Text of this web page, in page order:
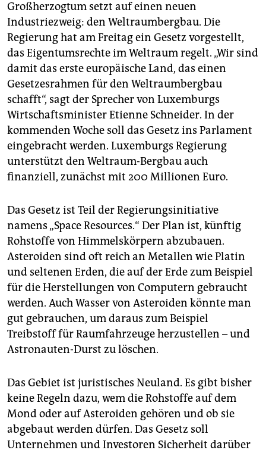
abo
genossenschaft
epaper login
Großherzogtum setzt auf einen neuen
Industriezweig: den Weltraumbergbau. Die
Regierung hat am Freitag ein Gesetz vorgestellt,
das Eigentumsrechte im Weltraum regelt. „Wir sind
damit das erste europäische Land, das einen
Gesetzesrahmen für den Weltraumbergbau
schafft“, sagt der Sprecher von Luxemburgs
Wirtschaftsminister Etienne Schneider. In der
kommenden Woche soll das Gesetz ins Parlament
eingebracht werden. Luxemburgs Regierung
unterstützt den Weltraum-Bergbau auch
finanziell, zunächst mit 200 Millionen Euro.
Das Gesetz ist Teil der Regierungsinitiative
namens „Space Resources.“ Der Plan ist, künftig
Rohstoffe von Himmelskörpern abzubauen.
Asteroiden sind oft reich an Metallen wie Platin
und seltenen Erden, die auf der Erde zum Beispiel
für die Herstellungen von Computern gebraucht
werden. Auch Wasser von Asteroiden könnte man
gut gebrauchen, um daraus zum Beispiel
Treibstoff für Raumfahrzeuge herzustellen – und
Astronauten-Durst zu löschen.
Das Gebiet ist juristisches Neuland. Es gibt bisher
keine Regeln dazu, wem die Rohstoffe auf dem
Mond oder auf Asteroiden gehören und ob sie
abgebaut werden dürfen. Das Gesetz soll
Unternehmen und Investoren Sicherheit darüber